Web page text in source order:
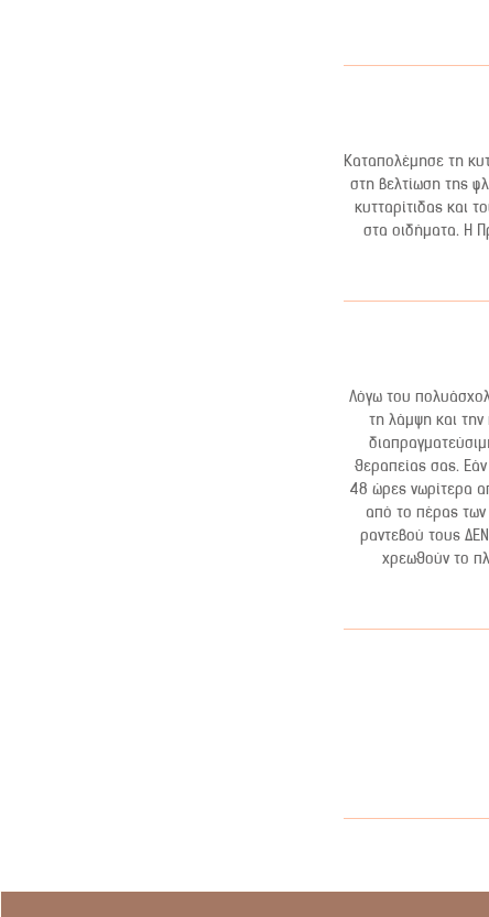
Καταπολέμησε τη
στη βελτίωση της
κυτταρίτιδας και
στα οιδήματα. Η
Λόγω του
τη λάμψη και την
θεραπείας σας.
48 ώρες νωρίτερα
από το πέρας των
ραντεβού τους
χρεωθούν το